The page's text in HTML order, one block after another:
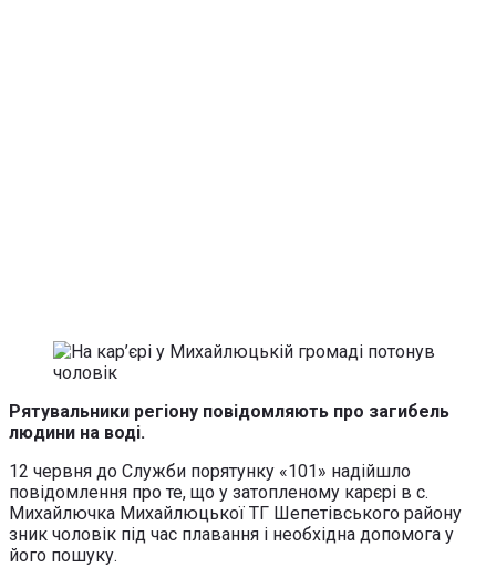
Рятувальники регіону повідомляють про загибель
людини на воді.
12 червня до Служби порятунку «101» надійшло
повідомлення про те, що у затопленому карєрі в с.
Михайлючка Михайлюцької ТГ Шепетівського району
зник чоловік під час плавання і необхідна допомога у
його пошуку.